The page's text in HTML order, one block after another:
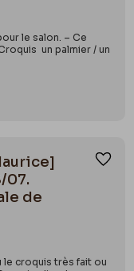
le salon. – Ce
un palmier / un
07.
de
le croquis très fait ou